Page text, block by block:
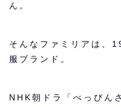
ん。
そんなファミリアは、
服ブランド。
NHK朝ドラ「べっぴん